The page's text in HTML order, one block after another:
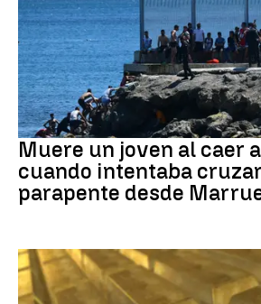
Ceuta
Muere un joven al caer
cuando intentaba
parapente desde